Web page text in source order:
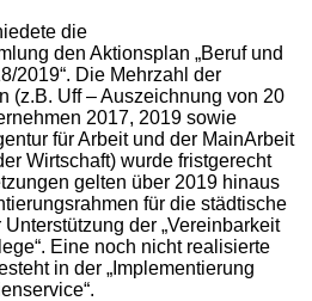
die
den Aktionsplan „Beruf und
2019“. Die Mehrzahl der
(z.B. Uff – Auszeichnung von 20
2017, 2019 sowie
für Arbeit und der MainArbeit
Wirtschaft) wurde fristgerecht
gelten über 2019 hinaus
für die städtische
der „Vereinbarkeit
Eine noch nicht realisierte
in der „Implementierung